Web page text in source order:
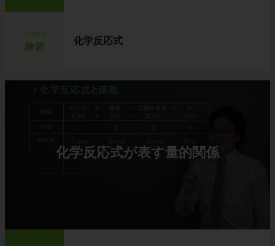
練習
化学反応式
化学反応式が表す量的関係